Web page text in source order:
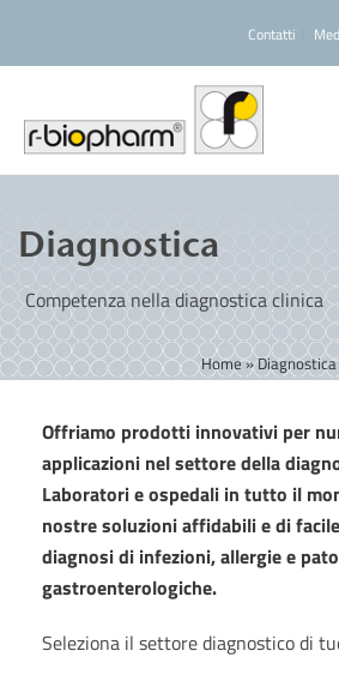
Contatti
Diagnostica
Competenza nella diagnostica clinica
Home»Diagnostica
Offriamo prodotti innovativi per
applicazioni nel settore della
Laboratori e ospedali in tutto il
nostre soluzioni affidabili e di
diagnosi di infezioni, allergie e
gastroenterologiche.
Seleziona il settore diagnostico di